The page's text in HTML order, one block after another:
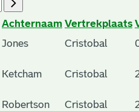
Achternaam Vertrekplaats
Jones Cristobal
Ketcham Cristobal
Robertson Cristobal